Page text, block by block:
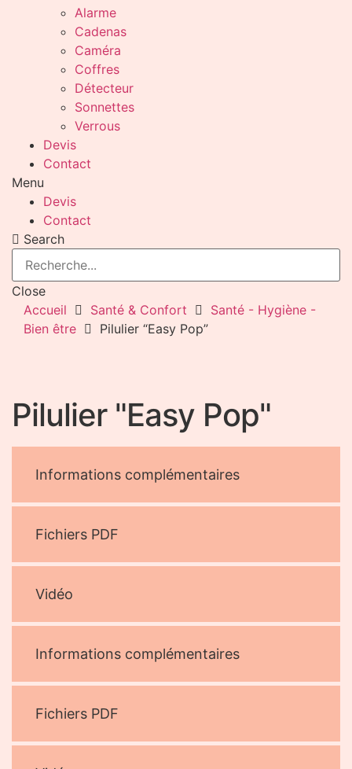
Alarme
Cadenas
Caméra
Coffres
Détecteur
Sonnettes
Verrous
Devis
Contact
Menu
Devis
Contact
Search
Close
Accueil
Santé & Confort
Santé - Hygiène -
Bien être
Pilulier “Easy Pop”
Pilulier "Easy Pop"
Informations complémentaires
Fichiers PDF
Vidéo
Informations complémentaires
Fichiers PDF